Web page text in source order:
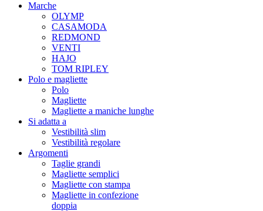
Marche
OLYMP
CASAMODA
REDMOND
VENTI
HAJO
TOM RIPLEY
Polo e magliette
Polo
Magliette
Magliette a maniche lunghe
Si adatta a
Vestibilità slim
Vestibilità regolare
Argomenti
Taglie grandi
Magliette semplici
Magliette con stampa
Magliette in confezione
doppia